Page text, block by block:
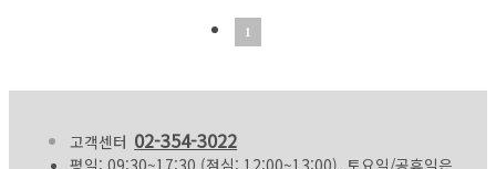
1
고객센터 02-354-3022
평일: 09:30~17:30 (점심: 12:00~13:00), 토요일/공휴일은